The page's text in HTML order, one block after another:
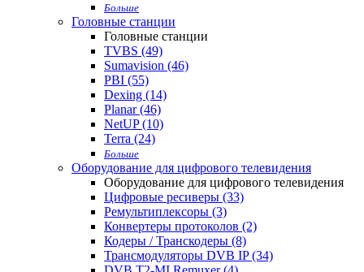
Больше
Головные станции
Головные станции
TVBS (49)
Sumavision (46)
PBI (55)
Dexing (14)
Planar (46)
NetUP (10)
Terra (24)
Больше
Оборудование для цифрового телевидения
Оборудование для цифрового телевидения
Цифровые ресиверы (33)
Ремультиплексоры (3)
Конвертеры протоколов (2)
Кодеры / Транскодеры (8)
Трансмодуляторы DVB IP (34)